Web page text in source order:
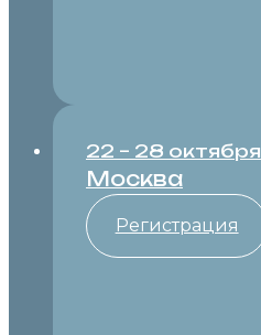
22 – 28 октября
Москва
Регистрация